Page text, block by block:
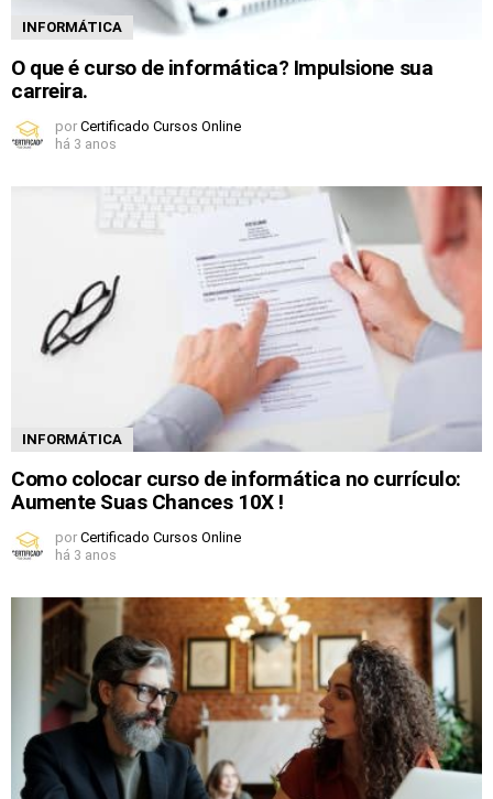
INFORMÁTICA
O que é curso de informática? Impulsione sua
carreira.
por Certificado Cursos Online
há 3 anos
INFORMÁTICA
Como colocar curso de informática no currículo:
Aumente Suas Chances 10X !
por Certificado Cursos Online
há 3 anos